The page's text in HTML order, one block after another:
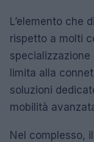
L’elemento che
rispetto a molti
limita alla
soluzioni
mobilità
Nel complesso,